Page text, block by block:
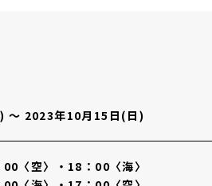
〜 2023年10月15日(日)
〈空〉・18：00〈海〉